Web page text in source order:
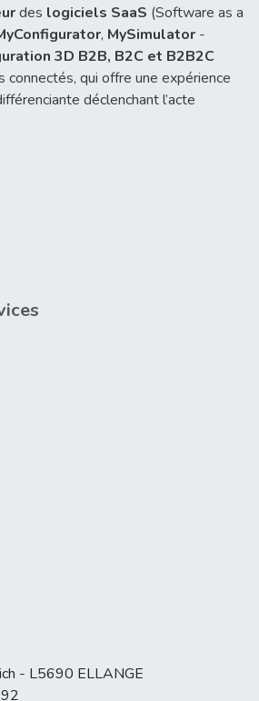
des logiciels SaaS (Software as a
, MySimulator -
3D B2B, B2C et B2B2C
qui offre une expérience
déclenchant l’acte
- L5690 ELLANGE